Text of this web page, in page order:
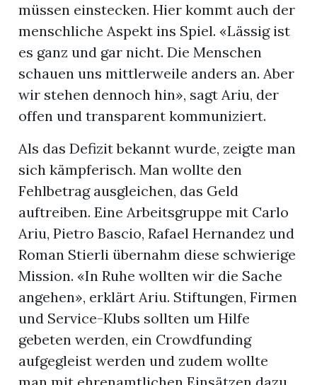
müssen einstecken. Hier kommt auch der
menschliche Aspekt ins Spiel. «Lässig ist
es ganz und gar nicht. Die Menschen
schauen uns mittlerweile anders an. Aber
wir stehen dennoch hin», sagt Ariu, der
offen und transparent kommuniziert.
Als das Defizit bekannt wurde, zeigte man
sich kämpferisch. Man wollte den
Fehlbetrag ausgleichen, das Geld
auftreiben. Eine Arbeitsgruppe mit Carlo
Ariu, Pietro Bascio, Rafael Hernandez und
Roman Stierli übernahm diese schwierige
Mission. «In Ruhe wollten wir die Sache
angehen», erklärt Ariu. Stiftungen, Firmen
und Service-Klubs sollten um Hilfe
gebeten werden, ein Crowdfunding
aufgegleist werden und zudem wollte